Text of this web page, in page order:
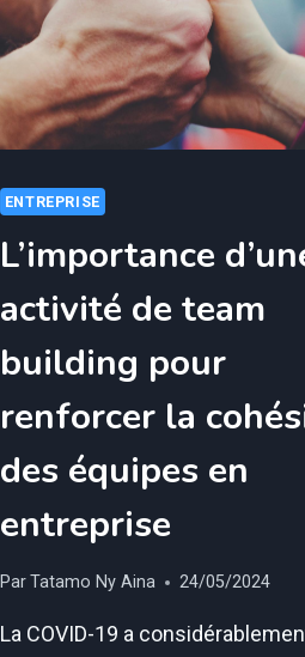
ENTREPRISE
L’importance
activité de team
building pour
renforcer la
des équipes en
entreprise
ParTatamo Ny Aina 24/05/2024
La COVID-19 a